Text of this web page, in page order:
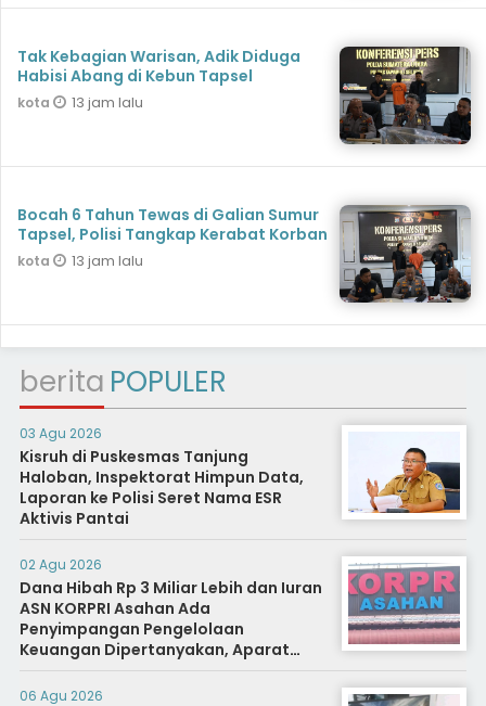
Tak Kebagian Warisan, Adik Diduga
Habisi Abang di Kebun Tapsel
kota 13 jam lalu
Bocah 6 Tahun Tewas di Galian Sumur
Tapsel, Polisi Tangkap Kerabat Korban
kota 13 jam lalu
berita POPULER
03 Agu 2026
Kisruh di Puskesmas Tanjung
Haloban, Inspektorat Himpun Data,
Laporan ke Polisi Seret Nama ESR
Aktivis Pantai
02 Agu 2026
Dana Hibah Rp 3 Miliar Lebih dan Iuran
ASN KORPRI Asahan Ada
Penyimpangan Pengelolaan
Keuangan Dipertanyakan, Aparat
Diminta Segera Usut
06 Agu 2026